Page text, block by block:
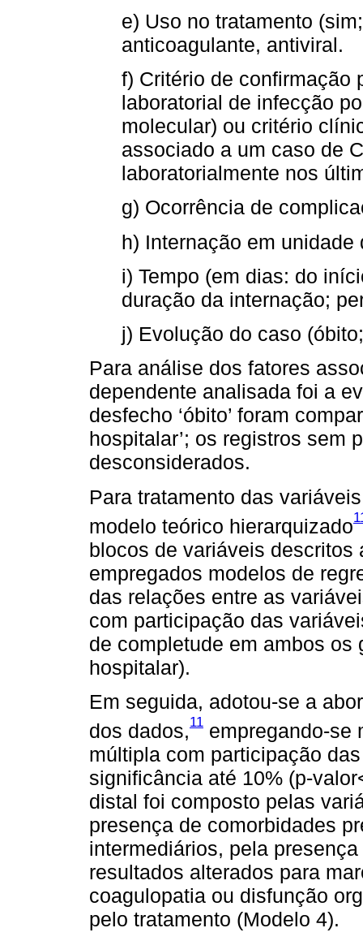
e) Uso no tratamento
anticoagulante, antiviral.
f) Critério de confirmação
laboratorial de infecção
molecular) ou critério
associado a um caso de
laboratorialmente nos
g) Ocorrência de
h) Internação em
i) Tempo (em dias: do
duração da internação;
j) Evolução do caso
Para análise dos fatores
dependente analisada foi a
desfecho ‘óbito’ foram
hospitalar’; os registros sem
desconsiderados.
Para tratamento das
modelo teórico hierarquizado
blocos de variáveis descritos
empregados modelos de
das relações entre as
com participação das
de completude em ambos os
hospitalar).
Em seguida, adotou-se a
dos dados,11 empregando-se
múltipla com participação
significância até 10% (p-
distal foi composto pelas
presença de comorbidades
intermediários, pela
resultados alterados para
coagulopatia ou disfunção
pelo tratamento (Modelo 4).